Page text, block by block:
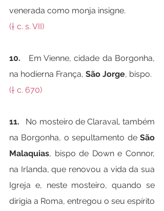
venerada como monja insigne.
(† c. s. VII)
10. Em Vienne, cidade da Borgonha,
na hodierna França, São Jorge, bispo.
(† c. 670)
11. No mosteiro de Claraval, também
na Borgonha, o sepultamento de São
Malaquias, bispo de Down e Connor,
na Irlanda, que renovou a vida da sua
Igreja e, neste mosteiro, quando se
dirigia a Roma, entregou o seu espírito